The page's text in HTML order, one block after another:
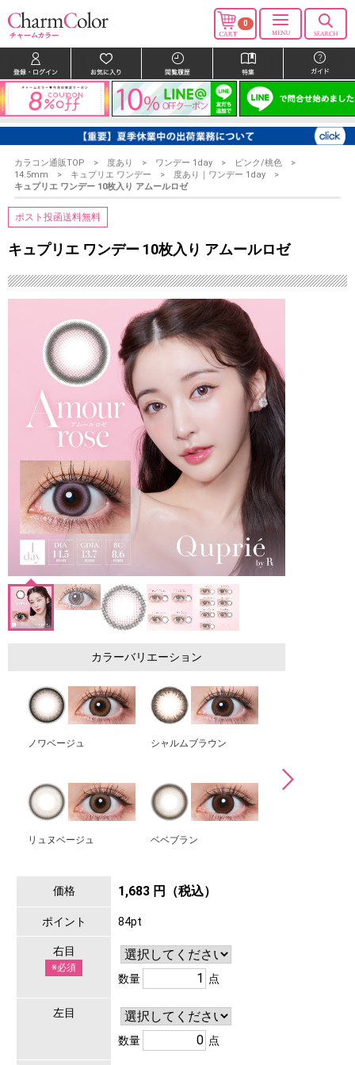
0
カラコン通販TOP 度あり ワンデー 1day
ピンク/桃色
14.5mm
キュプリエ ワンデー
度あり｜ワンデー 1day
キュプリエ ワンデー 10枚入り アムールロゼ
ポスト投函送料無料
キュプリエ ワンデー 10枚入り アムールロゼ
カラーバリエーション
ノワベージュ シャルムブラウン
リュヌベージュ ベベブラン
価格 1,683 円（税込）
ポイント 84pt
右目
※必須
数量 点
左目
数量 点